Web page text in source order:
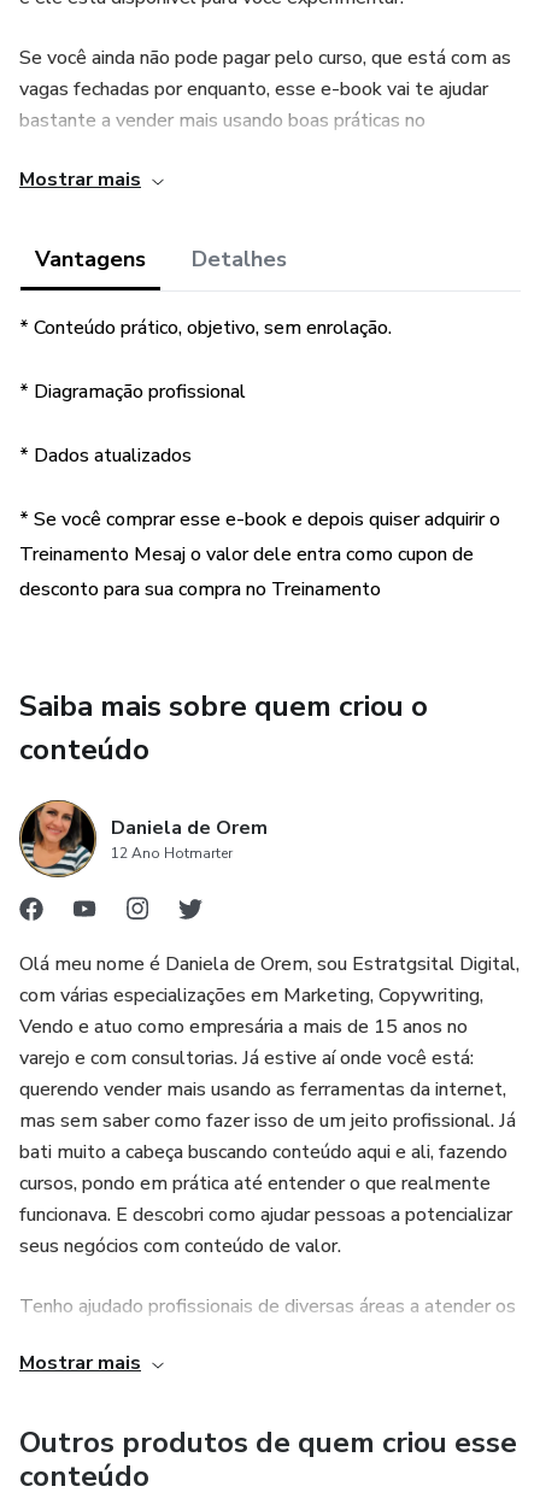
Se você ainda não pode pagar pelo curso, que está com as
vagas fechadas por enquanto, esse e-book vai te ajudar
bastante a vender mais usando boas práticas no
desmistificar o uso de listas de transmissão e grupos de
aumentar suas vendas, e vai excluir da sua vida as 10
dia mais frustrado.
Ao seguir essas orientações você vai notar a diferença na
comunicação e resposta das suas mensagens.
Mostrar mais
Vantagens Detalhes
* Conteúdo prático, objetivo, sem enrolação.
* Diagramação profissional
* Dados atualizados
* Se você comprar esse e-book e depois quiser adquirir o
Treinamento Mesaj o valor dele entra como cupon de
desconto para sua compra no Treinamento
Saiba mais sobre quem criou o
conteúdo
Daniela de Orem
12 Ano Hotmarter
Olá meu nome é Daniela de Orem, sou Estratgsital Digital,
com várias especializações em Marketing, Copywriting,
Vendo e atuo como empresária a mais de 15 anos no
varejo e com consultorias. Já estive aí onde você está:
querendo vender mais usando as ferramentas da internet,
mas sem saber como fazer isso de um jeito profissional. Já
bati muito a cabeça buscando conteúdo aqui e ali, fazendo
cursos, pondo em prática até entender o que realmente
funcionava. E descobri como ajudar pessoas a potencializar
seus negócios com conteúdo de valor.
Tenho ajudado profissionais de diversas áreas a atender os
nas redes sociais com o diferencial que pouco se vê por aí :
produtor de conteúdo, mas alguém que te oriente também
sobre estratégia, sobre novas possibilidades, sobre
branding e humanização.
Mostrar mais
Outros produtos de quem criou esse
conteúdo